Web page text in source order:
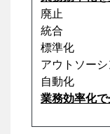
廃止
統合
標準化
アウトソー
自動化
業務効率化